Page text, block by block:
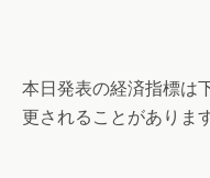
本日発表の経済指標は
更されることがあります